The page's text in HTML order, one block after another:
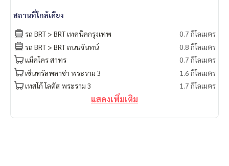
สถานที่ใกล้เคียง
รถ BRT > BRT เทคนิคกรุงเทพ
0.7 กิโลเมตร
รถ BRT > BRT ถนนจันทน์
0.8 กิโลเมตร
แม็คโคร สาทร
0.7 กิโลเมตร
เซ็นทรัลพลาซ่า พระราม 3
1.6 กิโลเมตร
เทสโก้ โลตัส พระราม 3
1.7 กิโลเมตร
แสดงเพิ่มเติม